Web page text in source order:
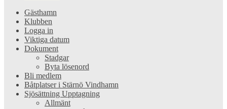
Gästhamn
Klubben
Logga in
Viktiga datum
Dokument
Stadgar
Byta lösenord
Bli medlem
Båtplatser i Stärnö Vindhamn
Sjösättning Upptagning
Allmänt